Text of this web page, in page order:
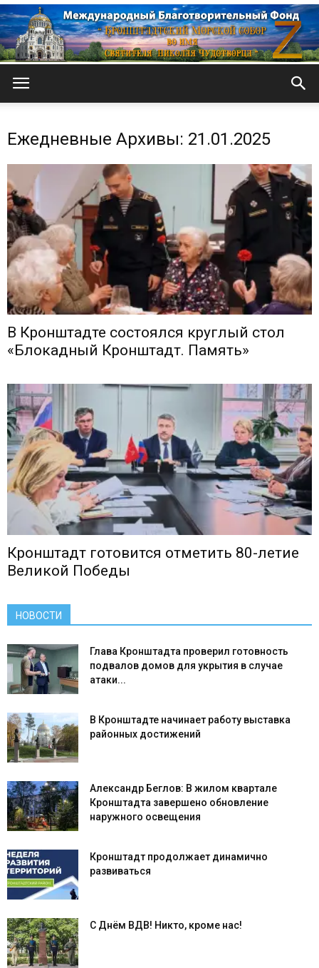
собор
Ежедневные Архивы: 21.01.2025
В Кронштадте состоялся круглый стол
«Блокадный Кронштадт. Память»
Кронштадт готовится отметить 80-летие
Великой Победы
НОВОСТИ
Глава Кронштадта проверил готовность
подвалов домов для укрытия в случае
атаки...
В Кронштадте начинает работу выставка
районных достижений
Александр Беглов: В жилом квартале
Кронштадта завершено обновление
наружного освещения
Кронштадт продолжает динамично
развиваться
С Днём ВДВ! Никто, кроме нас!